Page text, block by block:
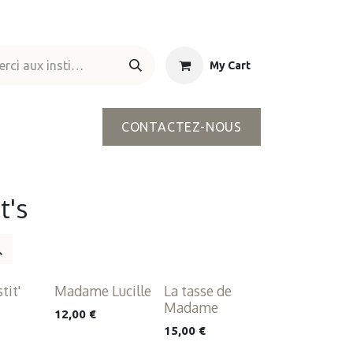
My Cart
CONTACTEZ-NOUS
Madame Lucille
12,00€
La tasse de
Madame
15,00€